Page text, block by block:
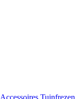
Accessoires Tuinfrezen